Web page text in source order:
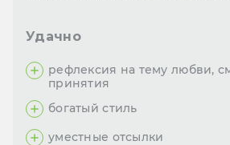
Удачно
рефлексия на тему любви,
принятия
богатый стиль
уместные отсылки